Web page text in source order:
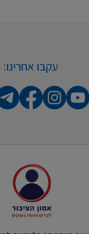
עקבו אחרינו: